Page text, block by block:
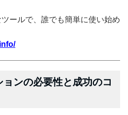
ールで、誰でも簡単に使い始め
ンの必要性と成功のコ